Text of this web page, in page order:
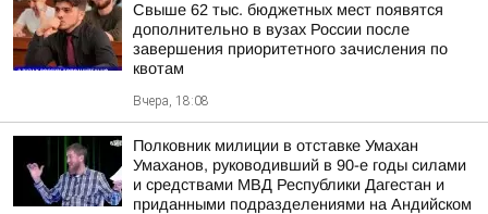
Свыше 62 тыс. бюджетных мест появятся
дополнительно в вузах России после
завершения приоритетного зачисления по
квотам
Вчера, 18:08
Полковник милиции в отставке Умахан
Умаханов, руководивший в 90-е годы силами
и средствами МВД Республики Дагестан и
приданными подразделениями на Андийском